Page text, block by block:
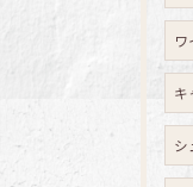
キ
シ